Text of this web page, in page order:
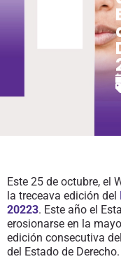
Este 25 de octubre, el
la treceava edición del
20223. Este año el
erosionarse en la
edición consecutiva
del Estado de Derecho.